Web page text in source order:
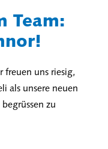
Team:
freuen uns riesig,
als unsere neuen
zu